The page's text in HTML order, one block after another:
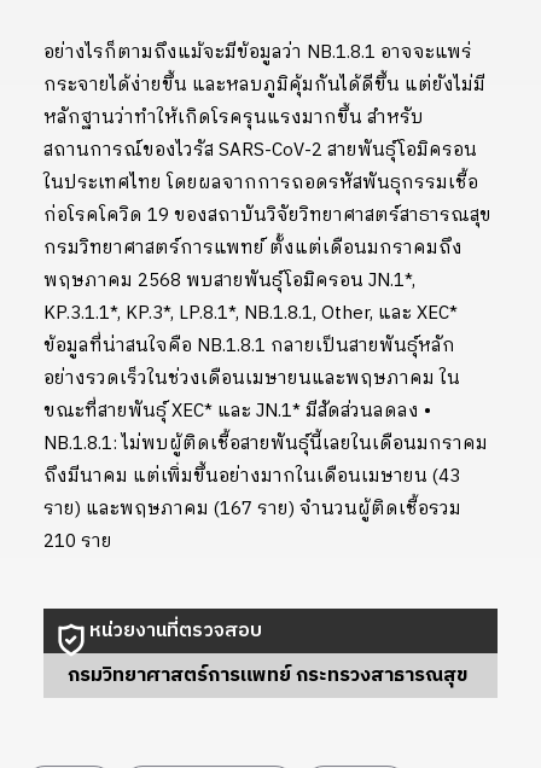
อย่างไรก็ตามถึงแม้จะมีข้อมูลว่า NB.1.8.1 อาจจะแพร่
กระจายได้ง่ายขึ้น และหลบภูมิคุ้มกันได้ดีขึ้น แต่ยังไม่มี
หลักฐานว่าทำให้เกิดโรครุนแรงมากขึ้น สำหรับ
สถานการณ์ของไวรัส SARS-CoV-2 สายพันธุ์โอมิครอน
ในประเทศไทย โดยผลจากการถอดรหัสพันธุกรรมเชื้อ
ก่อโรคโควิด 19 ของสถาบันวิจัยวิทยาศาสตร์สาธารณสุข
กรมวิทยาศาสตร์การแพทย์ ตั้งแต่เดือนมกราคมถึง
พฤษภาคม 2568 พบสายพันธุ์โอมิครอน JN.1*,
KP.3.1.1*, KP.3*, LP.8.1*, NB.1.8.1, Other, และ XEC*
ข้อมูลที่น่าสนใจคือ NB.1.8.1 กลายเป็นสายพันธุ์หลัก
อย่างรวดเร็วในช่วงเดือนเมษายนและพฤษภาคม ใน
ขณะที่สายพันธุ์ XEC* และ JN.1* มีสัดส่วนลดลง •
NB.1.8.1: ไม่พบผู้ติดเชื้อสายพันธุ์นี้เลยในเดือนมกราคม
ถึงมีนาคม แต่เพิ่มขึ้นอย่างมากในเดือนเมษายน (43
ราย) และพฤษภาคม (167 ราย) จำนวนผู้ติดเชื้อรวม
210 ราย
หน่วยงานที่ตรวจสอบ
กรมวิทยาศาสตร์การแพทย์ กระทรวงสาธารณสุข